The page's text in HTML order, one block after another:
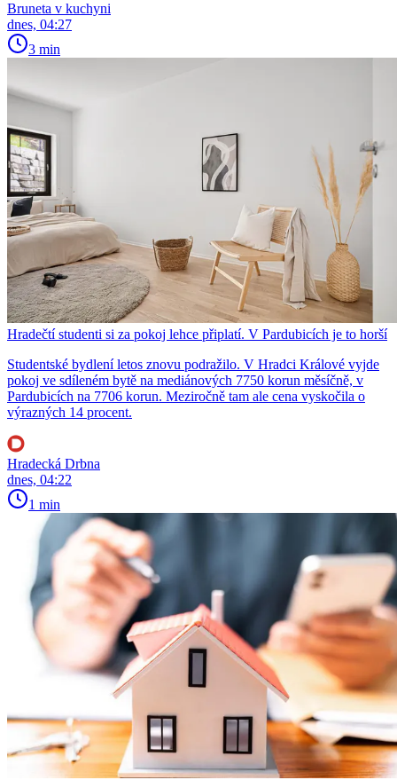
Bruneta v kuchyni
dnes, 04:27
3 min
Hradečtí studenti si za pokoj lehce připlatí. V Pardubicích je to horší
Studentské bydlení letos znovu podražilo. V Hradci Králové vyjde
pokoj ve sdíleném bytě na mediánových 7750 korun měsíčně, v
Pardubicích na 7706 korun. Meziročně tam ale cena vyskočila o
výrazných 14 procent.
Hradecká Drbna
dnes, 04:22
1 min